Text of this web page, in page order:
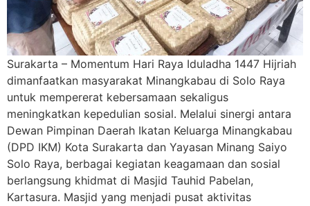
Surakarta – Momentum Hari Raya Iduladha 1447 Hijriah
dimanfaatkan masyarakat Minangkabau di Solo Raya
untuk mempererat kebersamaan sekaligus
meningkatkan kepedulian sosial. Melalui sinergi antara
Dewan Pimpinan Daerah Ikatan Keluarga Minangkabau
(DPD IKM) Kota Surakarta dan Yayasan Minang Saiyo
Solo Raya, berbagai kegiatan keagamaan dan sosial
berlangsung khidmat di Masjid Tauhid Pabelan,
Kartasura. Masjid yang menjadi pusat aktivitas